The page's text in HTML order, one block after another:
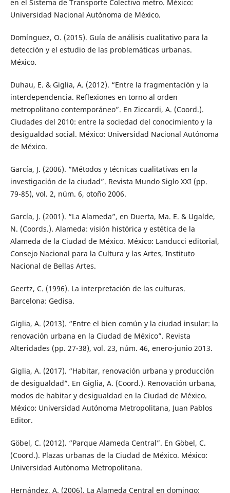
en el Sistema de Transporte Colectivo metro. México:
Universidad Nacional Autónoma de México.
Domínguez, O. (2015). Guía de análisis cualitativo para la
detección y el estudio de las problemáticas urbanas.
México.
Duhau, E. & Giglia, A. (2012). “Entre la fragmentación y la
interdependencia. Reflexiones en torno al orden
metropolitano contemporáneo”. En Ziccardi, A. (Coord.).
Ciudades del 2010: entre la sociedad del conocimiento y la
desigualdad social. México: Universidad Nacional Autónoma
de México.
García, J. (2006). “Métodos y técnicas cualitativas en la
investigación de la ciudad”. Revista Mundo Siglo XXI (pp.
79-85), vol. 2, núm. 6, otoño 2006.
García, J. (2001). “La Alameda”, en Duerta, Ma. E. & Ugalde,
N. (Coords.). Alameda: visión histórica y estética de la
Alameda de la Ciudad de México. México: Landucci editorial,
Consejo Nacional para la Cultura y las Artes, Instituto
Nacional de Bellas Artes.
Geertz, C. (1996). La interpretación de las culturas.
Barcelona: Gedisa.
Giglia, A. (2013). “Entre el bien común y la ciudad insular: la
renovación urbana en la Ciudad de México”. Revista
Alteridades (pp. 27-38), vol. 23, núm. 46, enero-junio 2013.
Giglia, A. (2017). “Habitar, renovación urbana y producción
de desigualdad”. En Giglia, A. (Coord.). Renovación urbana,
modos de habitar y desigualdad en la Ciudad de México.
México: Universidad Autónoma Metropolitana, Juan Pablos
Editor.
Göbel, C. (2012). “Parque Alameda Central”. En Göbel, C.
(Coord.). Plazas urbanas de la Ciudad de México. México:
Universidad Autónoma Metropolitana.
Hernández, A. (2006). La Alameda Central en domingo: